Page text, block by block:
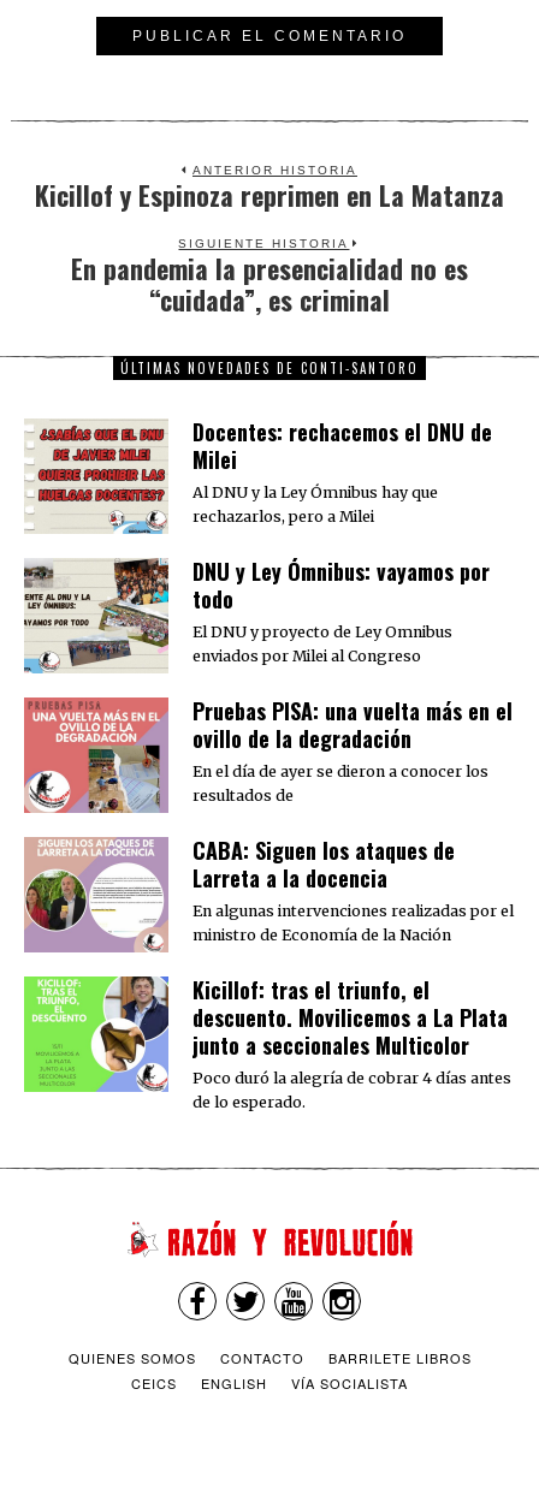
ANTERIOR HISTORIA
Previous
post:
Kicillof y Espinoza reprimen en La Matanza
SIGUIENTE HISTORIA
Next
post:
En pandemia la presencialidad no es
“cuidada”, es criminal
ÚLTIMAS NOVEDADES DE CONTI-SANTORO
Docentes: rechacemos el DNU de
Milei
Al DNU y la Ley Ómnibus hay que
rechazarlos, pero a Milei
DNU y Ley Ómnibus: vayamos por
todo
El DNU y proyecto de Ley Omnibus
enviados por Milei al Congreso
Pruebas PISA: una vuelta más en el
ovillo de la degradación
En el día de ayer se dieron a conocer los
resultados de
CABA: Siguen los ataques de
Larreta a la docencia
En algunas intervenciones realizadas por el
ministro de Economía de la Nación
Kicillof: tras el triunfo, el
descuento. Movilicemos a La Plata
junto a seccionales Multicolor
Poco duró la alegría de cobrar 4 días antes
de lo esperado.
QUIENES SOMOS CONTACTO
BARRILETE LIBROS
CEICS
ENGLISH VÍA SOCIALISTA